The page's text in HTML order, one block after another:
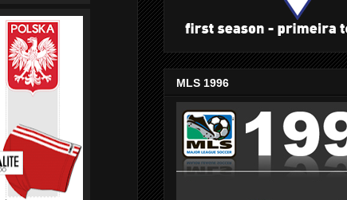
MLS 1996